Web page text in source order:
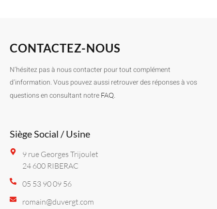
CONTACTEZ-NOUS
N’hésitez pas à nous contacter pour tout complément
d’information. Vous pouvez aussi retrouver des réponses à vos
questions en consultant notre FAQ.
Siège Social / Usine
9 rue Georges Trijoulet
24 600 RIBERAC
05 53 90 09 56
romain@duvergt.com